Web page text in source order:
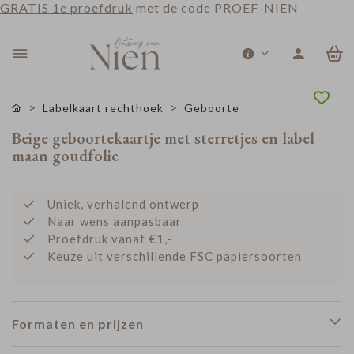
GRATIS 1e proefdruk met de code PROEF-NIEN
Labelkaart rechthoek Geboorte
Beige geboortekaartje met sterretjes en label
maan goudfolie
Uniek, verhalend ontwerp
Naar wens aanpasbaar
Proefdruk vanaf €1,-
Keuze uit verschillende FSC papiersoorten
Formaten en prijzen